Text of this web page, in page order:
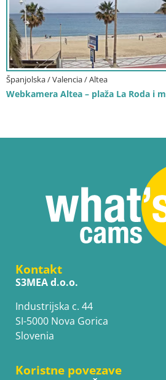
Španjolska / Valencia / Altea
Webkamera Altea – plaža La Roda i
Kontakt
S3MEA d.o.o.
Industrijska c. 44
SI-5000 Nova Gorica
Slovenia
Koristne povezave